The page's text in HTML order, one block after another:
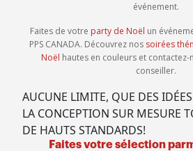
événement.
Faites de votre party de Noël un
PPS CANADA. Découvrez nos soirées
Noël hautes en couleurs et
conseiller.
AUCUNE LIMITE, QUE DES
LA CONCEPTION SUR MESURE
DE HAUTS STANDARDS!
Faites votre sélection